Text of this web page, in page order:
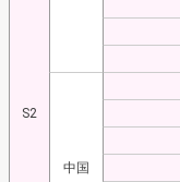
S2
中国